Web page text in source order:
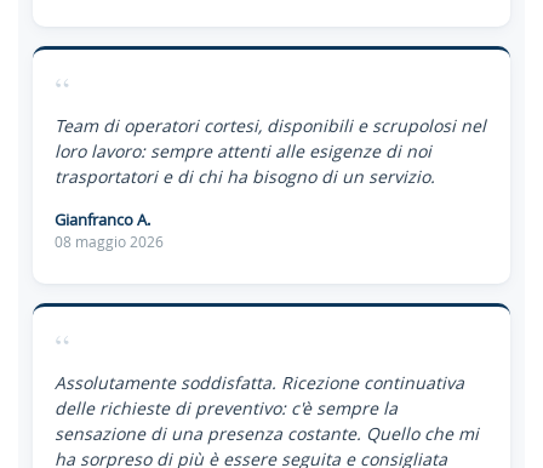
“
Team di operatori cortesi, disponibili e scrupolosi nel
loro lavoro: sempre attenti alle esigenze di noi
trasportatori e di chi ha bisogno di un servizio.
Gianfranco A.
08 maggio 2026
“
Assolutamente soddisfatta. Ricezione continuativa
delle richieste di preventivo: c'è sempre la
sensazione di una presenza costante. Quello che mi
ha sorpreso di più è essere seguita e consigliata